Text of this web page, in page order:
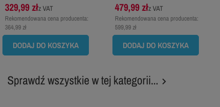
329,99 złz VAT
Rekomendowana cena producenta:
364,99 zł
DODAJ DO KOSZYKA
479,99 złz VAT
Rekomendowana cena producenta:
599,99 zł
DODAJ DO KOSZYKA
Sprawdź wszystkie w tej kategorii... 